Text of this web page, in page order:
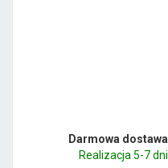
Darmowa dostawa
Realizacja 5-7 dni